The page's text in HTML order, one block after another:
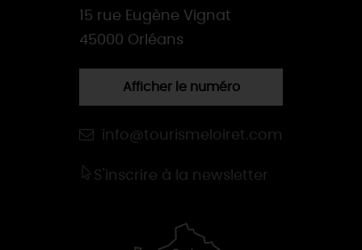
15 rue Eugène Vignat
45000 Orléans
Afficher le numéro
info@tourismeloiret.com
S'inscrire à la newsletter